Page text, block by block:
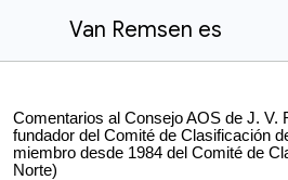
Van Remsen es
Comentarios al Consejo AOS de J. V.
fundador del Comité de Clasificación
miembro desde 1984 del Comité de
Norte)